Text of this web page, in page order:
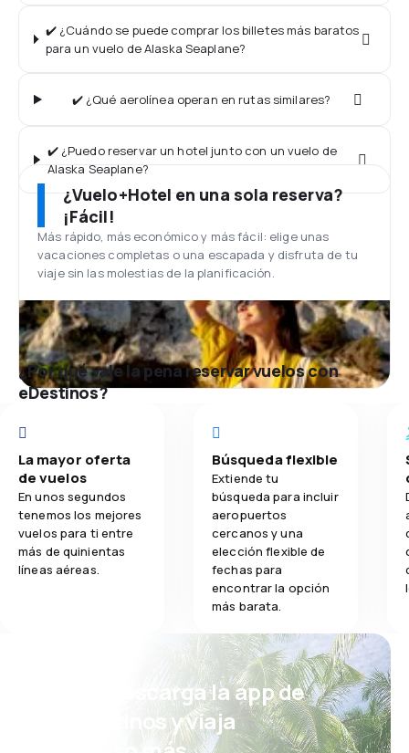
✔️ ¿Cuándo se puede comprar los billetes más baratos
para un vuelo de Alaska Seaplane?
✔️ ¿Qué aerolínea operan en rutas similares?
✔️ ¿Puedo reservar un hotel junto con un vuelo de
Alaska Seaplane?
¿Vuelo+Hotel en una sola reserva?
¡Fácil!
Más rápido, más económico y más fácil: elige unas
vacaciones completas o una escapada y disfruta de tu
viaje sin las molestias de la planificación.
¿Por qué vale la pena reservar vuelos con
eDestinos?
La mayor oferta
de vuelos
En unos segundos
tenemos los mejores
vuelos para ti entre
más de quinientas
líneas aéreas.
Búsqueda flexible
Extiende tu
búsqueda para incluir
aeropuertos
cercanos y una
elección flexible de
fechas para
encontrar la opción
más barata.
¡Eh! Descarga la app de
eDestinos y viaja